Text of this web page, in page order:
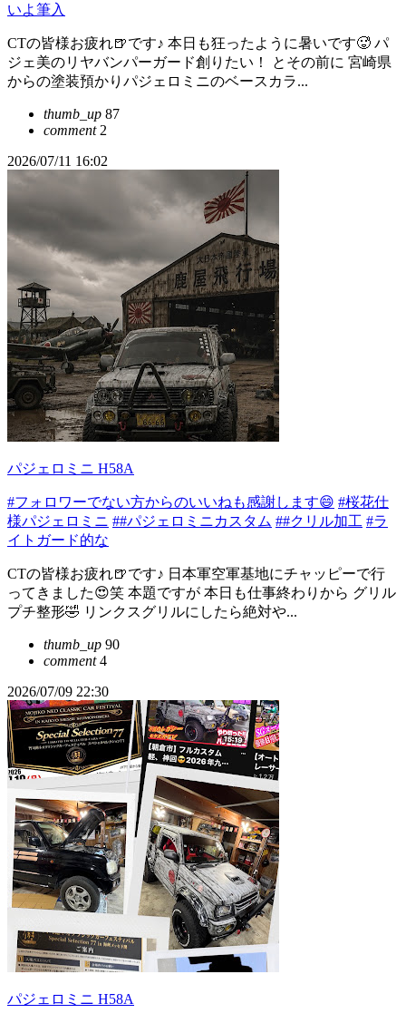
いよ筆入
CTの皆様お疲れ🍺です♪ 本日も狂ったように暑いです🥵 パ
ジェ美のリヤバンパーガード創りたい！ とその前に 宮崎県
からの塗装預かりパジェロミニのベースカラ...
thumb_up 87
comment2
2026/07/11 16:02
パジェロミニ H58A
#フォロワーでない方からのいいねも感謝します😄 #桜花仕
様パジェロミニ ##パジェロミニカスタム ##クリル加工 #ラ
イトガード的な
CTの皆様お疲れ🍺です♪ 日本軍空軍基地にチャッピーで行
ってきました😍笑 本題ですが 本日も仕事終わりから グリル
プチ整形🤣 リンクスグリルにしたら絶対や...
thumb_up 90
comment4
2026/07/09 22:30
パジェロミニ H58A